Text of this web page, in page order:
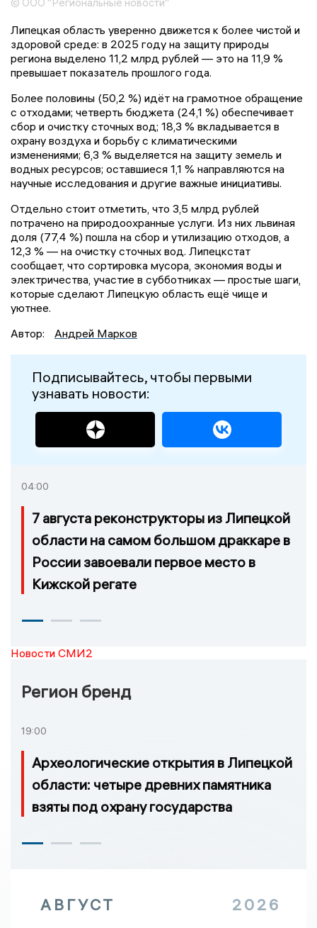
Липецкая область уверенно движется к более чистой и
здоровой среде: в 2025 году на защиту природы
региона выделено 11,2 млрд рублей — это на 11,9 %
превышает показатель прошлого года.
Более половины (50,2 %) идёт на грамотное обращение
с отходами; четверть бюджета (24,1 %) обеспечивает
сбор и очистку сточных вод; 18,3 % вкладывается в
охрану воздуха и борьбу с климатическими
изменениями; 6,3 % выделяется на защиту земель и
водных ресурсов; оставшиеся 1,1 % направляются на
научные исследования и другие важные инициативы.
Отдельно стоит отметить, что 3,5 млрд рублей
потрачено на природоохранные услуги. Из них львиная
доля (77,4 %) пошла на сбор и утилизацию отходов, а
12,3 % — на очистку сточных вод. Липецкстат
сообщает, что сортировка мусора, экономия воды и
электричества, участие в субботниках — простые шаги,
которые сделают Липецкую область ещё чище и
уютнее.
Автор:
Андрей Марков
Подписывайтесь, чтобы первыми
узнавать новости:
04:00
7 августа реконструкторы из Липецкой
области на самом большом драккаре в
России завоевали первое место в
Кижской регате
Новости СМИ2
Регион бренд
19:00
Археологические открытия в Липецкой
области: четыре древних памятника
взяты под охрану государства
АВГУСТ 2026